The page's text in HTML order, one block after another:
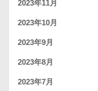
2023年11月
2023年10月
2023年9月
2023年8月
2023年7月